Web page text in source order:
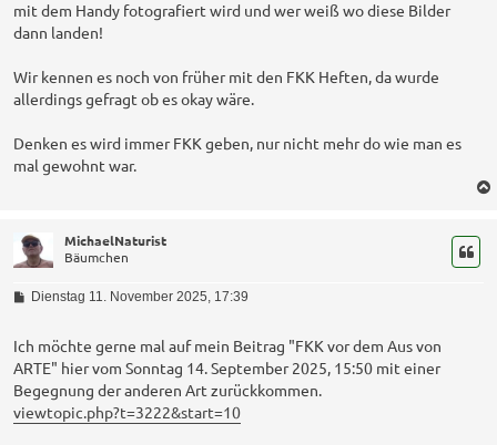
mit dem Handy fotografiert wird und wer weiß wo diese Bilder
dann landen!
Wir kennen es noch von früher mit den FKK Heften, da wurde
allerdings gefragt ob es okay wäre.
Denken es wird immer FKK geben, nur nicht mehr do wie man es
mal gewohnt war.
MichaelNaturist
Bäumchen
B
t
a
g
Dienstag 11. November 2025, 17:39
Ich möchte gerne mal auf mein Beitrag "FKK vor dem Aus von
ARTE" hier vom Sonntag 14. September 2025, 15:50 mit einer
Begegnung der anderen Art zurückkommen.
viewtopic.php?t=3222&start=10